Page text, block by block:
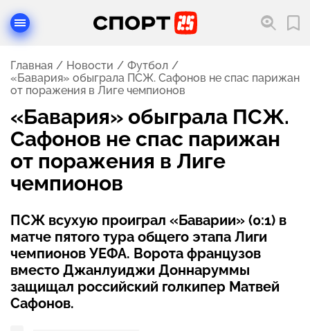
Главная Новости
Футбол
«Бавария» обыграла ПСЖ. Сафонов не спас парижан
от поражения в Лиге чемпионов
«Бавария» обыграла ПСЖ.
Сафонов не спас парижан
от поражения в Лиге
чемпионов
ПСЖ всухую проиграл «Баварии» (0:1) в
матче пятого тура общего этапа Лиги
чемпионов УЕФА. Ворота французов
вместо Джанлуиджи Доннаруммы
защищал российский голкипер Матвей
Сафонов.